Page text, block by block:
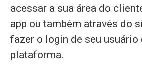
acessar a sua área do
app ou também através do
fazer o login de seu usuário
plataforma.